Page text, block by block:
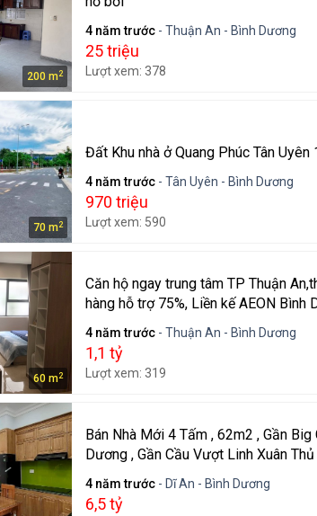
200 m 2
4 năm trước - Thuận An - Bình Dương
25 triệu
Lượt xem: 378
70 m2
Đất Khu nhà ở Quang Phúc Tân
4 năm trước - Tân Uyên - Bình Dương
970 triệu
Lượt xem: 590
60 m2
Căn hộ ngay trung tâm TP Thuận
hàng hỗ trợ 75%, Liền kế AEON Bình
4 năm trước - Thuận An - Bình Dương
1,1 tỷ
Lượt xem: 319
Bán Nhà Mới 4 Tấm , 62m2 , Gần Big
Dương , Gần Cầu Vượt Linh Xuân
4 năm trước - Dĩ An - Bình Dương
6,5 tỷ